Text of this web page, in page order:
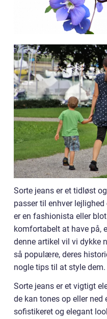
Sorte jeans er et tidløst
passer til enhver
er en fashionista eller
komfortabelt at have på,
denne artikel vil vi dykke
så populære, deres
nogle tips til at style dem.
Sorte jeans er et vigtigt
de kan tones op eller ned
sofistikeret og elegant